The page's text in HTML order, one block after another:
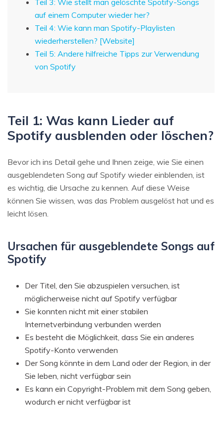
Teil 3: Wie stellt man gelöschte Spotify-Songs
auf einem Computer wieder her?
Teil 4: Wie kann man Spotify-Playlisten
wiederherstellen? [Website]
Teil 5: Andere hilfreiche Tipps zur Verwendung
von Spotify
Teil 1: Was kann Lieder auf
Spotify ausblenden oder löschen?
Bevor ich ins Detail gehe und Ihnen zeige, wie Sie einen
ausgeblendeten Song auf Spotify wieder einblenden, ist
es wichtig, die Ursache zu kennen. Auf diese Weise
können Sie wissen, was das Problem ausgelöst hat und es
leicht lösen.
Ursachen für ausgeblendete Songs auf
Spotify
Der Titel, den Sie abzuspielen versuchen, ist
möglicherweise nicht auf Spotify verfügbar
Sie konnten nicht mit einer stabilen
Internetverbindung verbunden werden
Es besteht die Möglichkeit, dass Sie ein anderes
Spotify-Konto verwenden
Der Song könnte in dem Land oder der Region, in der
Sie leben, nicht verfügbar sein
Es kann ein Copyright-Problem mit dem Song geben,
wodurch er nicht verfügbar ist